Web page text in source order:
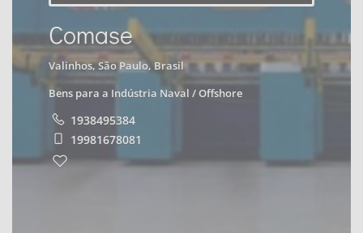
Comase
Valinhos, São Paulo, Brasil
Bens para a Indústria Naval / Offshore
1938495384
19981678081